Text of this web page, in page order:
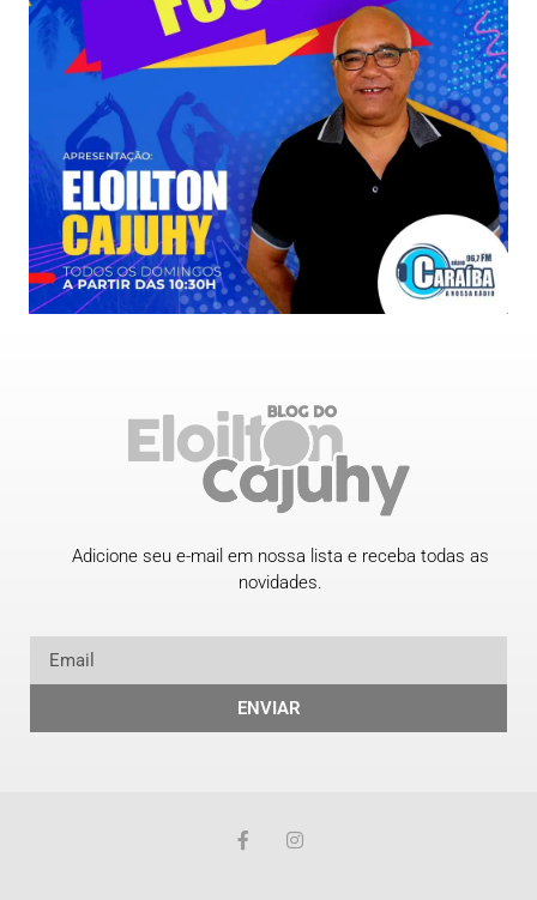
Adicione seu e-mail em nossa lista e receba todas as
novidades.
ENVIAR